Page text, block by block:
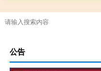
公告